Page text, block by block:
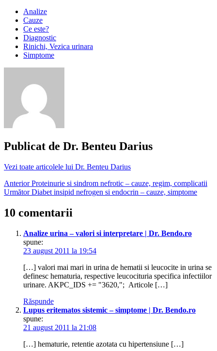
Analize
Cauze
Ce este?
Diagnostic
Rinichi, Vezica urinara
Simptome
hematurie
in
urina
in
urina
in
cauze
urina
sange
boli
sange
Publicat de Dr. Benteu Darius
Vezi toate articolele lui Dr. Benteu Darius
Navigare
în
articole
AnteriorProteinurie si sindrom nefrotic – cauze, regim, complicatii
UrmătorDiabet insipid nefrogen si endocrin – cauze, simptome
10 comentarii
Analize urina – valori si interpretare | Dr. Bendo.ro
spune:
23 august 2011 la 19:54
[…] valori mai mari in urina de hematii si leucocite in urina se
definesc hematuria, respective leucocituria specifica infectiilor
urinare. AKPC_IDS += "3620,"; Articole […]
Răspunde
Lupus eritematos sistemic – simptome | Dr. Bendo.ro
spune:
21 august 2011 la 21:08
[…] hematurie, retentie azotata cu hipertensiune […]